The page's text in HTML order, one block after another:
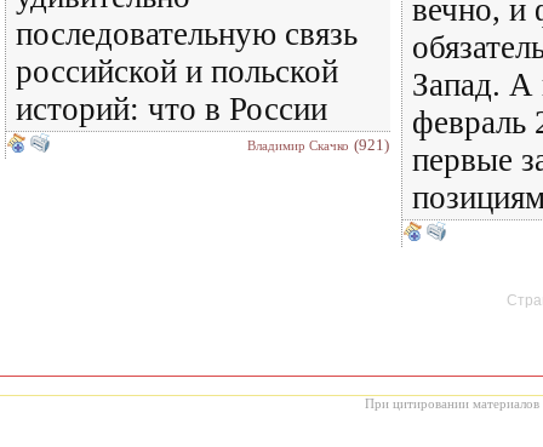
последовательную связь
российской и польской
историй: что в России
Владимир Скачко (921)
вечно, и
Запад.
февраль
первые
При цитировании материалов